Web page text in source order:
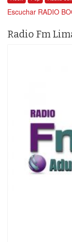
Escuchar RADIO
Radio Fm